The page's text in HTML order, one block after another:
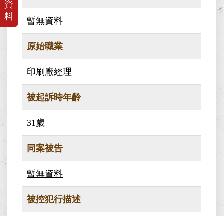
資
料
暫無資料
原始職業
印刷廠經理
被起訴時年齡
31歲
同案被告
暫無資料
被控犯行描述